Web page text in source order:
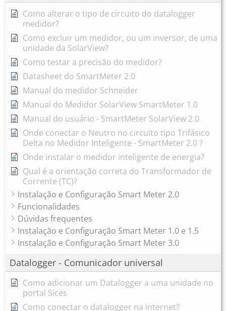
Como alterar o tipo de circuito do datalogger
medidor?
Como excluir um medidor, ou um inversor, de uma
unidade da SolarView?
Como testar a precisão do medidor?
Datasheet do SmartMeter 2.0
Manual do medidor Schneider
Manual do Medidor SolarView SmartMeter 1.0
Manual do usuário - SmartMeter SolarView 2.0
Onde conectar o Neutro no circuito tipo Trifásico
Delta no Medidor Inteligente - SmartMeter 2.0 ?
Onde instalar o medidor inteligente de energia?
Qual é a orientação correta do Transformador de
Corrente (TC)?
Instalação e Configuração Smart Meter 2.0
Funcionalidades
Dúvidas frequentes
Instalação e Configuração Smart Meter 1.0 e 1.5
Instalação e Configuração Smart Meter 3.0
Datalogger - Comunicador universal
Como adicionar um Datalogger a uma unidade no
portal Sices
Como conectar o datalogger na internet?